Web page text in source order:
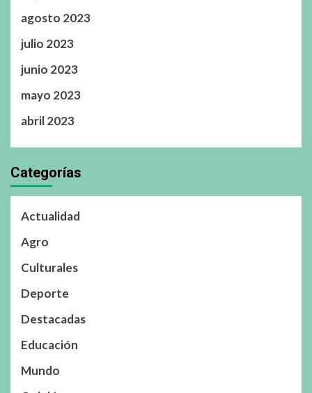
agosto 2023
julio 2023
junio 2023
mayo 2023
abril 2023
Categorías
Actualidad
Agro
Culturales
Deporte
Destacadas
Educación
Mundo